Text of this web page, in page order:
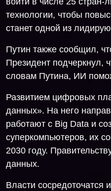
технологии, чтобы
станет одной из
Путин также сообщил,
Президент подчеркнул,
словам Путина, ИИ
Развитием цифровых
данных». На него
работают с Big Data и
суперкомпьютеров, их
2030 году.
данных.
Власти сосредоточатся